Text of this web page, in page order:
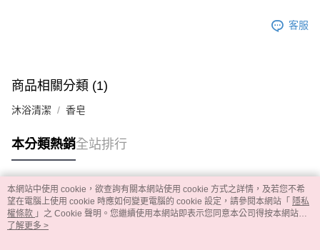
客服
商品相關分類 (1)
沐浴清潔 香皂
本分類熱銷全站排行
熱門標籤
本網站中使用 cookie，欲查詢有關本網站使用 cookie 方式之詳情，及若您不希
望在電腦上使用 cookie 時應如何變更電腦的 cookie 設定，請參閱本網站「 隱私
權條款 」之 Cookie 聲明。您繼續使用本網站即表示您同意本公司得按本網站使
用條款之 Cookie 聲明使用 cookie。
了解更多 >